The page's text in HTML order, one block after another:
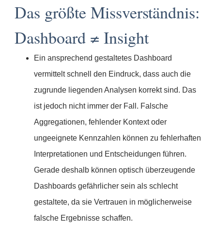
Das größte Missverständnis:
Dashboard ≠ Insight
Ein ansprechend gestaltetes Dashboard
vermittelt schnell den Eindruck, dass auch die
zugrunde liegenden Analysen korrekt sind. Das
ist jedoch nicht immer der Fall. Falsche
Aggregationen, fehlender Kontext oder
ungeeignete Kennzahlen können zu fehlerhaften
Interpretationen und Entscheidungen führen.
Gerade deshalb können optisch überzeugende
Dashboards gefährlicher sein als schlecht
gestaltete, da sie Vertrauen in möglicherweise
falsche Ergebnisse schaffen.